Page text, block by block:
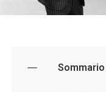
Sommario